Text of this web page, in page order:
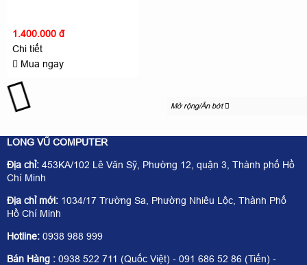
Mở rộng/Ẩn bớt
1.400.000 đ
Chi tiết
Mua ngay
LONG VŨ COMPUTER
Địa chỉ: 453KA/102 Lê Văn Sỹ, Phường 12, quận 3, Thành phố Hồ
Chí Minh
Địa chỉ mới: 1034/17 Trường Sa, Phường Nhiêu Lộc, Thành Phố
Hồ Chí Minh
Hotline: 0938 988 999
Bán Hàng : 0938 522 711 (Quốc Việt) - 091 686 52 86 (Tiến) -